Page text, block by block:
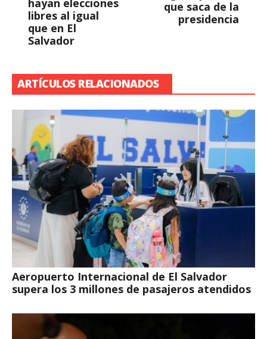
hayan elecciones
libres al igual
que en El
Salvador
que saca de la
presidencia
ARTÍCULOS RELACIONADOS
Aeropuerto Internacional de El Salvador
supera los 3 millones de pasajeros atendidos